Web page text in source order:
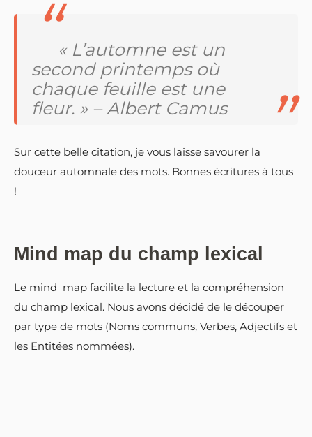
« L’automne est un
second printemps où
chaque feuille est une
fleur. » – Albert Camus
Sur cette belle citation, je vous laisse savourer la
douceur automnale des mots. Bonnes écritures à tous
!
Mind map du champ lexical
Le mind map facilite la lecture et la compréhension
du champ lexical. Nous avons décidé de le découper
par type de mots (Noms communs, Verbes, Adjectifs et
les Entitées nommées).